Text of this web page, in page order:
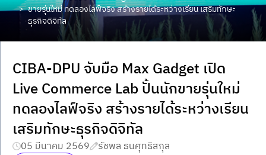
> ขายรุ่นใหม่ ทดลองไลฟ์จริง สร้างรายได้ระหว่างเรียน เสริมทักษะ
ธุรกิจดิจิทัล
CIBA-DPU จับมือ Max Gadget เปิด
Live Commerce Lab ปั้นนักขายรุ่นใหม่
ทดลองไลฟ์จริง สร้างรายได้ระหว่างเรียน
เสริมทักษะธุรกิจดิจิทัล
05 มีนาคม 2569 รัชพล ธนศุทธิสกุล